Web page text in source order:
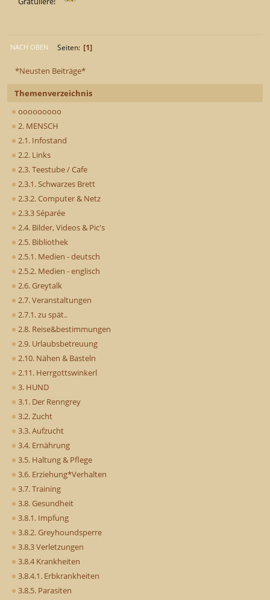
*Neusten Beiträge*
Themenverzeichnis
ooooooooo
2. MENSCH
2.1. Infostand
2.2. Links
2.3. Teestube / Cafe
2.3.1. Schwarzes Brett
2.3.2. Computer & Netz
2.3.3 Séparée
2.4. Bilder, Videos & Pic's
2.5. Bibliothek
2.5.1. Medien - deutsch
2.5.2. Medien - englisch
2.6. Greytalk
2.7. Veranstaltungen
2.7.1. zu spät..
2.8. Reise&bestimmungen
2.9. Urlaubsbetreuung
2.10. Nähen & Basteln
2.11. Herrgottswinkerl
3. HUND
3.1. Der Renngrey
3.2. Zucht
3.3. Aufzucht
3.4. Ernährung
3.5. Haltung & Pflege
3.6. Erziehung*Verhalten
3.7. Training
3.8. Gesundheit
3.8.1. Impfung
3.8.2. Greyhoundsperre
3.8.3 Verletzungen
3.8.4 Krankheiten
3.8.4.1. Erbkrankheiten
3.8.5. Parasiten
NACH OBEN Seiten 1